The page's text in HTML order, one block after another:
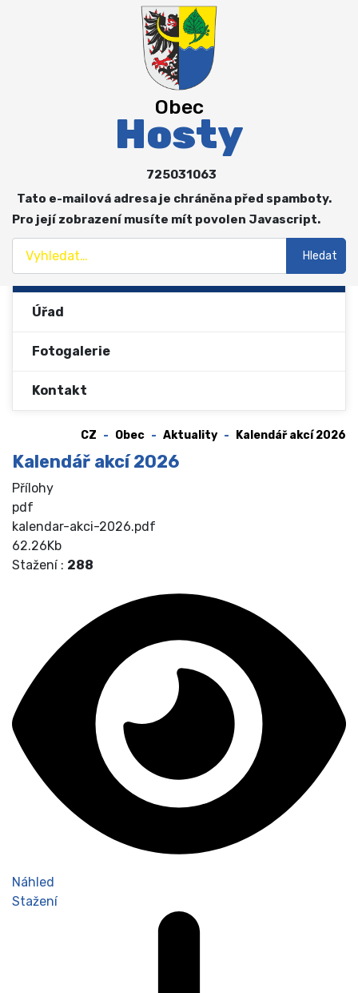
Obec
Hosty
725031063
Tato e-mailová adresa je chráněna před spamboty.
Pro její zobrazení musíte mít povolen Javascript.
Hledat
Zastupitelstvo a výbory
Hospodaření obce
Vyhlášky a předpisy
Aktuality
Úřad
Fotogalerie
Kontakt
CZ Obec Aktuality Kalendář akcí 2026
Kalendář akcí 2026
Přílohy
pdf
kalendar-akci-2026.pdf
62.26Kb
Stažení : 288
Náhled
Stažení